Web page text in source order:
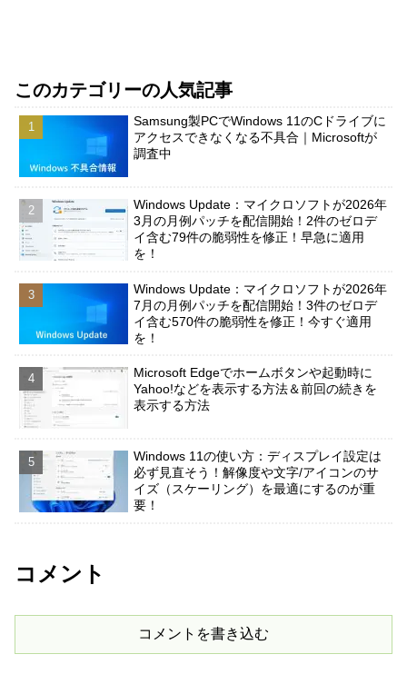
このカテゴリーの人気記事
Samsung製PCでWindows 11のCドライブに
アクセスできなくなる不具合｜Microsoftが
調査中
Windows Update：マイクロソフトが2026年
3月の月例パッチを配信開始！2件のゼロデ
イ含む79件の脆弱性を修正！早急に適用
を！
Windows Update：マイクロソフトが2026年
7月の月例パッチを配信開始！3件のゼロデ
イ含む570件の脆弱性を修正！今すぐ適用
を！
Microsoft Edgeでホームボタンや起動時に
Yahoo!などを表示する方法＆前回の続きを
表示する方法
Windows 11の使い方：ディスプレイ設定は
必ず見直そう！解像度や文字/アイコンのサ
イズ（スケーリング）を最適にするのが重
要！
コメント
コメントを書き込む